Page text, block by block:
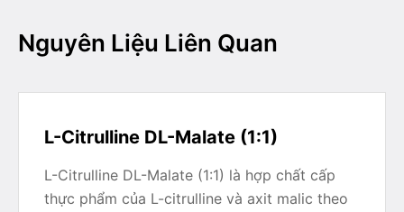
Nguyên Liệu Liên Quan
L-Citrulline DL-Malate (1:1)
L-Citrulline DL-Malate (1:1) là hợp chất cấp
thực phẩm của L-citrulline và axit malic theo